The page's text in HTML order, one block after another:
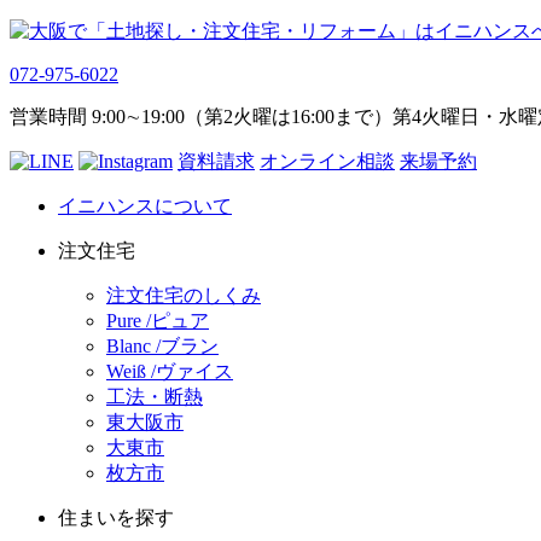
072-975-6022
営業時間 9:00∼19:00（第2火曜は16:00まで）第4火曜日・水
資料請求 オンライン相談 来場予約
イニハンスについて
注文住宅
注文住宅のしくみ
Pure /ピュア
Blanc /ブラン
Weiß /ヴァイス
工法・断熱
東大阪市
大東市
枚方市
住まいを探す